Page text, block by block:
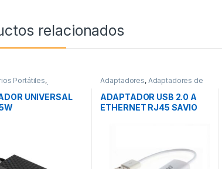
relacionados
Portátiles,
para Portátiles
UNIVERSAL
Adaptadores, Adaptadores de
Red, Conectividad
ADAPTADOR USB 2.0 A
ETHERNET RJ45 SAVIO